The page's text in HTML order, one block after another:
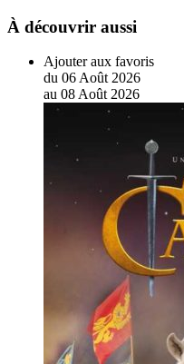
À découvrir aussi
Ajouter aux favoris
du 06 Août 2026
au 08 Août 2026